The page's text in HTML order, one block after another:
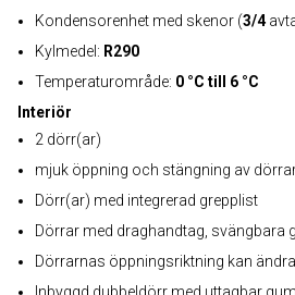
Kondensorenhet med skenor (3/4
Kylmedel: R290
Temperaturområde: 0 °C till 6 °C
Interiör
2 dörr(ar)
mjuk öppning och stängning av
Dörr(ar) med integrerad grepplist
Dörrar med draghandtag, svängbara
Dörrarnas öppningsriktning kan